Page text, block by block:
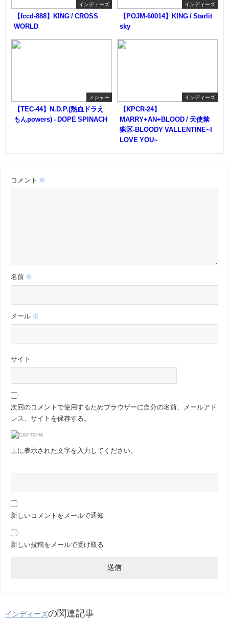
インディーズ
【fccd-888】KING / CROSS
WORLD
インディーズ
【POJM-60014】KING / Starlit
sky
メジャー
【TEC-44】N.D.P.(熱血ドラえ
もんpowers) - DOPE SPINACH
インディーズ
【KPCR-24】
MARRY+AN+BLOOD / 天使禁
猟区-BLOODY VALLENTINE~I
LOVE YOU~
コメント ※
名前 ※
メール ※
サイト
次回のコメントで使用するためブラウザーに自分の名前、メールアド
レス、サイトを保存する。
上に表示された文字を入力してください。
新しいコメントをメールで通知
新しい投稿をメールで受け取る
インディーズの関連記事